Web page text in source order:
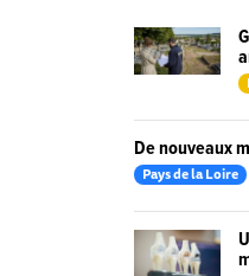
De nouveaux
Pays de la Loire